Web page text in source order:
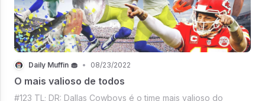
Daily Muffin 🧁 • 08/23/2022
O mais valioso de todos
#123 TL; DR: Dallas Cowboys é o time mais valioso do